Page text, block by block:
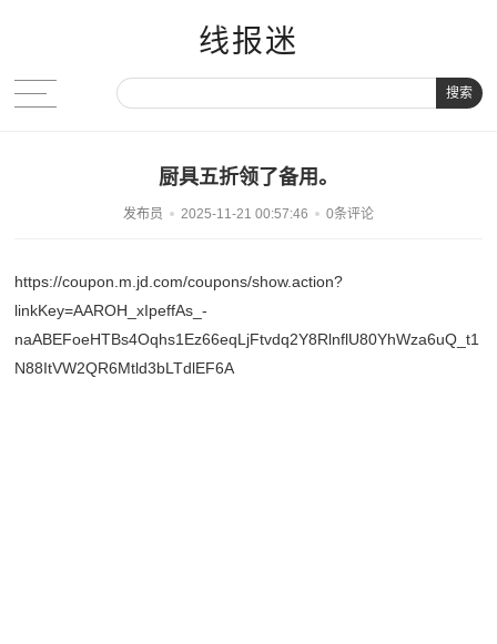
线报迷
搜索
厨具五折领了备用。
发布员 2025-11-21 00:57:46 0条评论
https://coupon.m.jd.com/coupons/show.action?
linkKey=AAROH_xIpeffAs_-
naABEFoeHTBs4Oqhs1Ez66eqLjFtvdq2Y8RlnflU80YhWza6uQ_t1
N88ItVW2QR6Mtld3bLTdlEF6A